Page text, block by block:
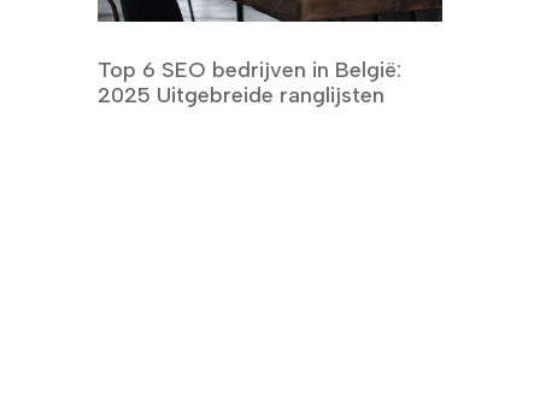
Top 6 SEO bedrijven in België:
2025 Uitgebreide ranglijsten